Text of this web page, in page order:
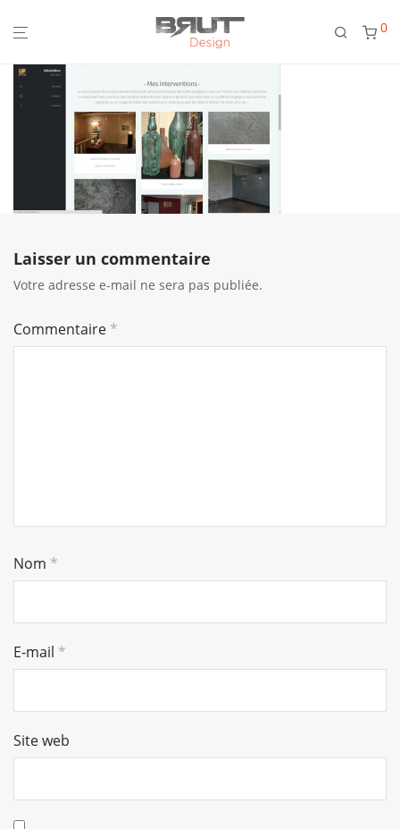
0
Laisser un commentaire
Votre adresse e-mail ne sera pas publiée.
Commentaire *
Nom *
E-mail *
Site web